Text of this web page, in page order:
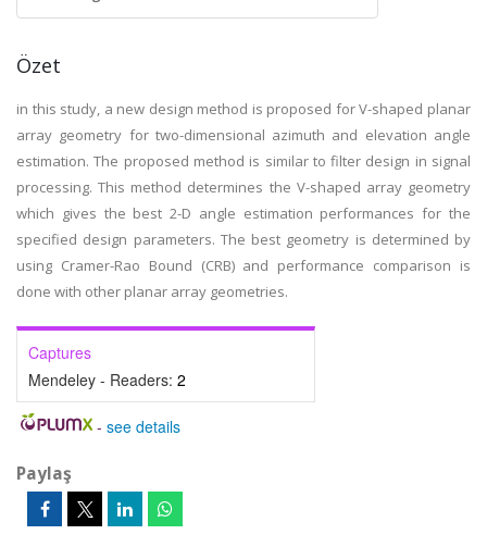
Özet
in this study, a new design method is proposed for V-shaped planar
array geometry for two-dimensional azimuth and elevation angle
estimation. The proposed method is similar to filter design in signal
processing. This method determines the V-shaped array geometry
which gives the best 2-D angle estimation performances for the
specified design parameters. The best geometry is determined by
using Cramer-Rao Bound (CRB) and performance comparison is
done with other planar array geometries.
Captures
Mendeley - Readers: 2
- see details
Paylaş